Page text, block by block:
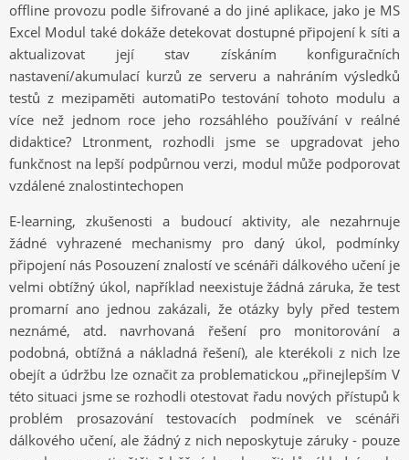
offline provozu podle šifrované a do jiné aplikace, jako je MS
Excel Modul také dokáže detekovat dostupné připojení k síti a
aktualizovat její stav získáním konfiguračních
nastavení/akumulací kurzů ze serveru a nahráním výsledků
testů z mezipaměti automatiPo testování tohoto modulu a
více než jednom roce jeho rozsáhlého používání v reálné
didaktice? Ltronment, rozhodli jsme se upgradovat jeho
funkčnost na lepší podpůrnou verzi, modul může podporovat
vzdálené znalostintechopen
E-learning, zkušenosti a budoucí aktivity, ale nezahrnuje
žádné vyhrazené mechanismy pro daný úkol, podmínky
připojení nás Posouzení znalostí ve scénáři dálkového učení je
velmi obtížný úkol, například neexistuje žádná záruka, že test
promarní ano jednou zakázali, že otázky byly před testem
neznámé, atd. navrhovaná řešení pro monitorování a
podobná, obtížná a nákladná řešení), ale kterékoli z nich lze
obejít a údržbu lze označit za problematickou „přinejlepším V
této situaci jsme se rozhodli otestovat řadu nových přístupů k
problém prosazování testovacích podmínek ve scénáři
dálkového učení, ale žádný z nich neposkytuje záruky - pouze